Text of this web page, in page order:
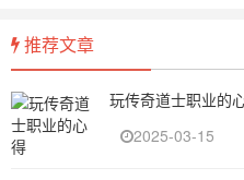
推荐文章
玩传奇道士职业的
2025-03-15